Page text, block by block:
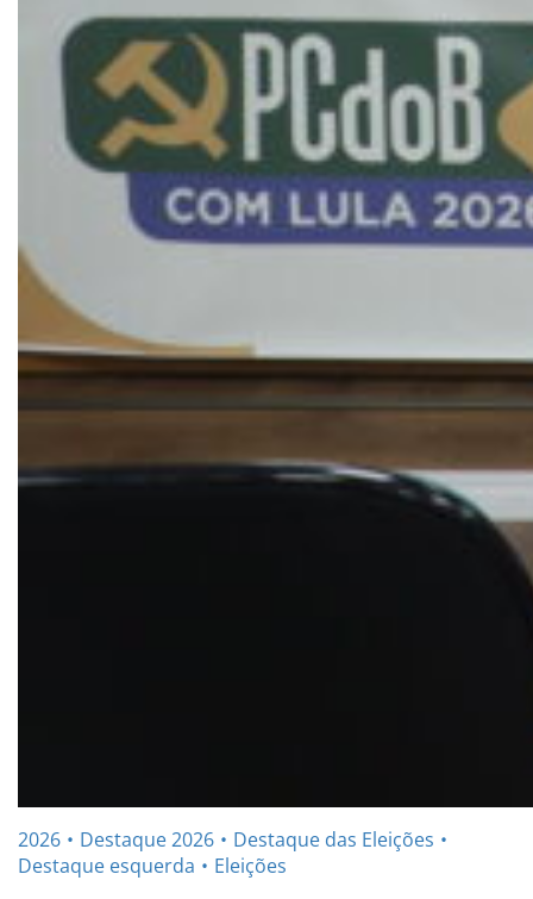
2026 Destaque 2026
Destaque das Eleições
Destaque esquerda
Eleições